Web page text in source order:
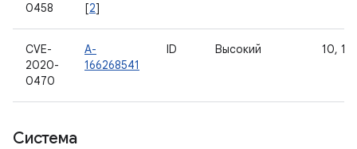
0458
[2]
CVE-
2020-
0470
A-
166268541
ID Высокий 10, 11
Система